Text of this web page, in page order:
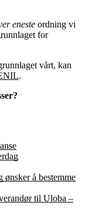
eneste ordning vi
for
vårt, kan
.
å bestemme
til Uloba –